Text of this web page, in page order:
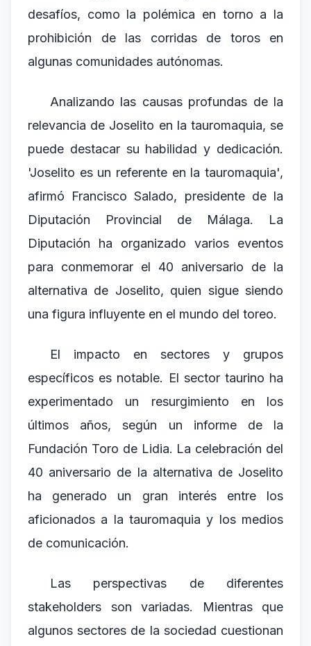
desafíos, como la polémica en torno a la
prohibición de las corridas de toros en
algunas comunidades autónomas.
Analizando las causas profundas de la
relevancia de Joselito en la tauromaquia, se
puede destacar su habilidad y dedicación.
'Joselito es un referente en la tauromaquia',
afirmó Francisco Salado, presidente de la
Diputación Provincial de Málaga. La
Diputación ha organizado varios eventos
para conmemorar el 40 aniversario de la
alternativa de Joselito, quien sigue siendo
una figura influyente en el mundo del toreo.
El impacto en sectores y grupos
específicos es notable. El sector taurino ha
experimentado un resurgimiento en los
últimos años, según un informe de la
Fundación Toro de Lidia. La celebración del
40 aniversario de la alternativa de Joselito
ha generado un gran interés entre los
aficionados a la tauromaquia y los medios
de comunicación.
Las perspectivas de diferentes
stakeholders son variadas. Mientras que
algunos sectores de la sociedad cuestionan